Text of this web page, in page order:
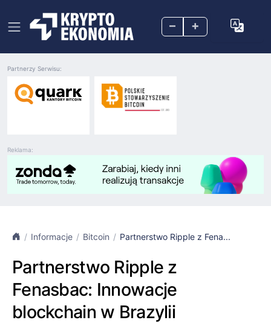
– +
Reklama:
Partnerzy Serwisu:
Informacje Bitcoin Partnerstwo Ripple z Fena...
Partnerstwo Ripple z
Fenasbac: Innowacje
blockchain w Brazylii